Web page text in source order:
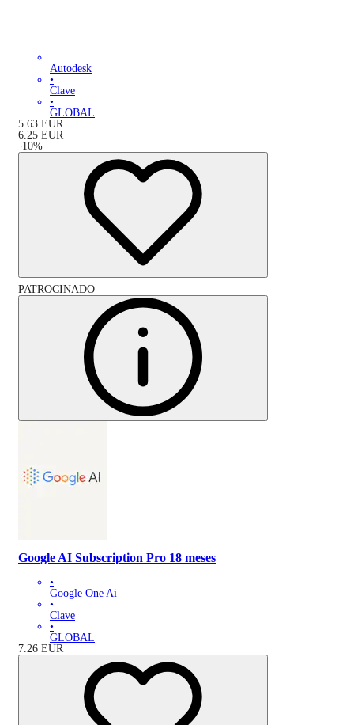
Autodesk
•
Clave
•
GLOBAL
5.63 EUR
6.25 EUR
-10%
PATROCINADO
Google AI Subscription Pro 18 meses
•
Google One Ai
•
Clave
•
GLOBAL
7.26 EUR